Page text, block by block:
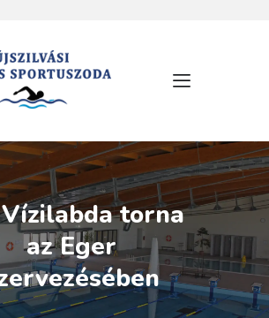
torna
az Eger
NYITVATARTÁS
SZOLGÁLTATÁSOK
ÁRLISTA
MEDENCÉINK
HÍREK
ESEMÉNYEK
KAPCSOLAT